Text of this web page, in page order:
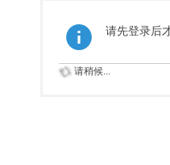
请先登录后
请稍候...